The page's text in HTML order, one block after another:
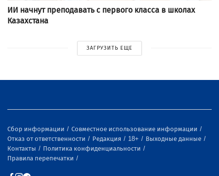
ИИ начнут преподавать с первого класса в школах
Казахстана
ЗАГРУЗИТЬ ЕЩЕ
Сбор информации
Совместное использование информации
Отказ от ответственности
Редакция 18+
Выходные данные
Контакты
Политика конфиденциальности
Правила перепечатки